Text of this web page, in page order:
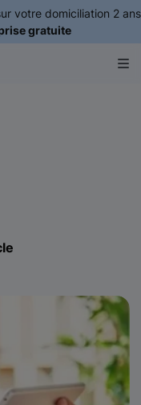
votre domiciliation 2 ans
gratuite